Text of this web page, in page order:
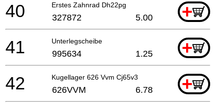
Erstes Zahnrad Dh22pg +
40 327872 5.00
Unterlegscheibe +
41 995634 1.25
Kugellager 626 Vvm Cj65v3 +
42 626VVM 6.78